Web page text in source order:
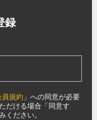
録
規約 」への同意が必要
だける場合「同意す
ください。